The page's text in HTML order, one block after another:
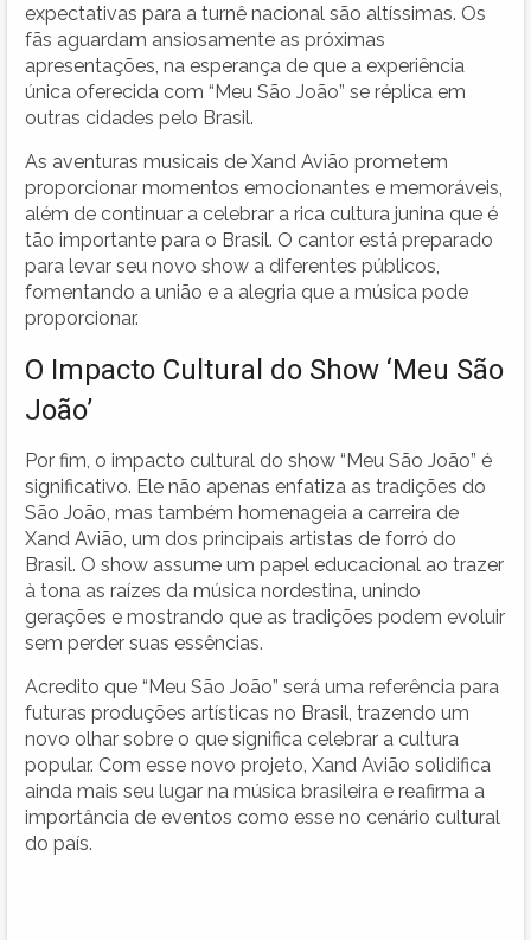
expectativas para a turnê nacional são altíssimas. Os
fãs aguardam ansiosamente as próximas
apresentações, na esperança de que a experiência
única oferecida com “Meu São João” se réplica em
outras cidades pelo Brasil.
As aventuras musicais de Xand Avião prometem
proporcionar momentos emocionantes e memoráveis,
além de continuar a celebrar a rica cultura junina que é
tão importante para o Brasil. O cantor está preparado
para levar seu novo show a diferentes públicos,
fomentando a união e a alegria que a música pode
proporcionar.
O Impacto Cultural do Show ‘Meu São
João’
Por fim, o impacto cultural do show “Meu São João” é
significativo. Ele não apenas enfatiza as tradições do
São João, mas também homenageia a carreira de
Xand Avião, um dos principais artistas de forró do
Brasil. O show assume um papel educacional ao trazer
à tona as raízes da música nordestina, unindo
gerações e mostrando que as tradições podem evoluir
sem perder suas essências.
Acredito que “Meu São João” será uma referência para
futuras produções artísticas no Brasil, trazendo um
novo olhar sobre o que significa celebrar a cultura
popular. Com esse novo projeto, Xand Avião solidifica
ainda mais seu lugar na música brasileira e reafirma a
importância de eventos como esse no cenário cultural
do país.